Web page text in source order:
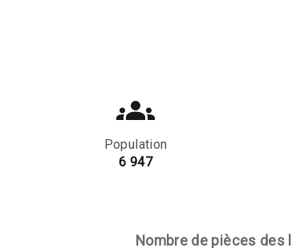
Population
6 947
Nombre de pièces des